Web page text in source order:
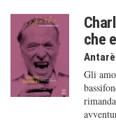
che
Gli